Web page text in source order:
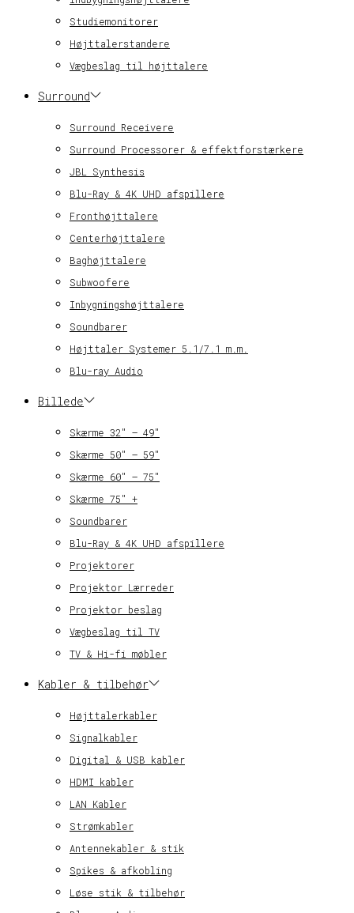
Studiemonitorer
Højttalerstandere
Vægbeslag til højttalere
Surround
Surround Receivere
Surround Processorer & effektforstærkere
JBL Synthesis
Blu-Ray & 4K UHD afspillere
Fronthøjttalere
Centerhøjttalere
Baghøjttalere
Subwoofere
Inbygningshøjttalere
Soundbarer
Højttaler Systemer 5.1/7.1 m.m.
Blu-ray Audio
Billede
Skærme 32″ – 49″
Skærme 50″ – 59″
Skærme 60″ – 75″
Skærme 75″ +
Soundbarer
Blu-Ray & 4K UHD afspillere
Projektorer
Projektor Lærreder
Projektor beslag
Vægbeslag til TV
TV & Hi-fi møbler
Kabler & tilbehør
Højttalerkabler
Signalkabler
Digital & USB kabler
HDMI kabler
LAN Kabler
Strømkabler
Antennekabler & stik
Spikes & afkobling
Løse stik & tilbehør